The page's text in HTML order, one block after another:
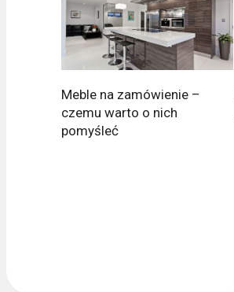
Meble na zamówienie –
czemu warto o nich
pomyśleć